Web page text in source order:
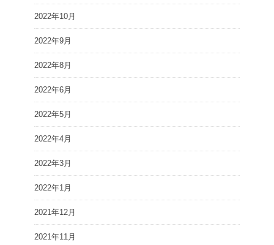
2022年10月
2022年9月
2022年8月
2022年6月
2022年5月
2022年4月
2022年3月
2022年1月
2021年12月
2021年11月